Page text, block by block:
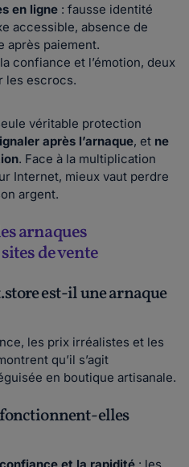
en ligne : fausse identité
accessible, absence de
après paiement.
confiance et l’émotion, deux
les escrocs.
véritable protection
après l’arnaque, et ne
. Face à la multiplication
Internet, mieux vaut perdre
argent.
arnaques
de vente
est-il une arnaque
les prix irréalistes et les
qu’il s’agit
en boutique artisanale.
elles